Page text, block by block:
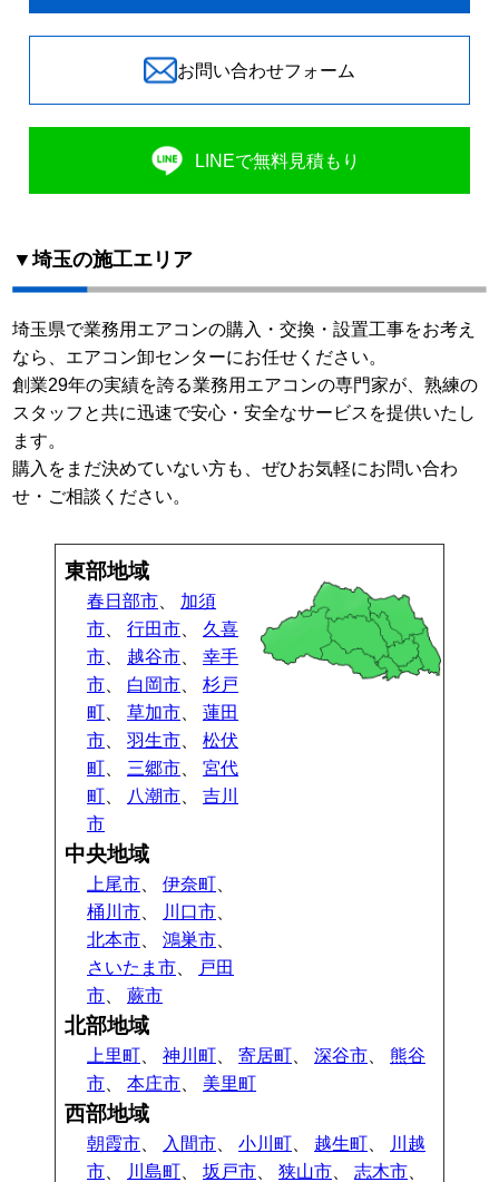
お問い合わせフォーム
LINEで無料見積もり
▼埼玉の施工エリア
埼玉県で業務用エアコンの購入・交換・設置工事をお考え
なら、エアコン卸センターにお任せください。
創業29年の実績を誇る業務用エアコンの専門家が、熟練の
スタッフと共に迅速で安心・安全なサービスを提供いたし
ます。
購入をまだ決めていない方も、ぜひお気軽にお問い合わ
せ・ご相談ください。
東部地域
春日部市
加須
市 、行田市
久喜
市
越谷市 、幸手
市
白岡市 、杉戸
町 、草加市 、蓮田
市 、羽生市 、松伏
町
三郷市 、宮代
町
八潮市 、吉川
市
中央地域
上尾市 、伊奈町
桶川市
川口市
北本市 、鴻巣市
さいたま市
戸田
市 、蕨市
北部地域
上里町 、神川町 、寄居町 、深谷市 、熊谷
市 、本庄市 美里町
西部地域
朝霞市 入間市 、小川町 越生町
川越
市
川島町 、坂戸市 、狭山市 、志木市